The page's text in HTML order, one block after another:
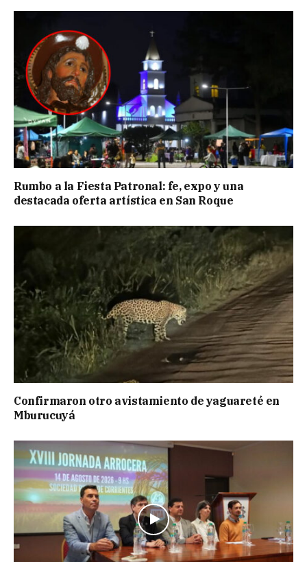
Rumbo a la Fiesta Patronal: fe, expo y una
destacada oferta artística en San Roque
Confirmaron otro avistamiento de yaguareté en
Mburucuyá